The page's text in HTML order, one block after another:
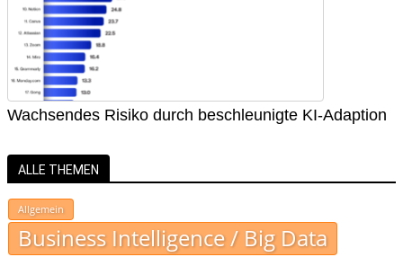
Wachsendes Risiko durch beschleunigte KI-Adaption
ALLE THEMEN
Allgemein
Business Intelligence / Big Data